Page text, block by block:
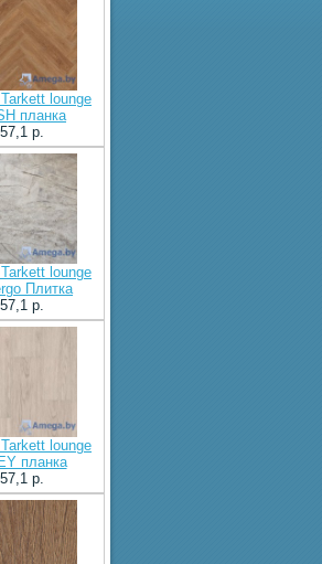
lounge
планка
57,1 p.
lounge
Плитка
57,1 p.
lounge
планка
57,1 p.